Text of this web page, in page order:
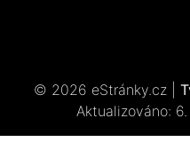
© 2026 eStránky.cz
Aktualizováno: